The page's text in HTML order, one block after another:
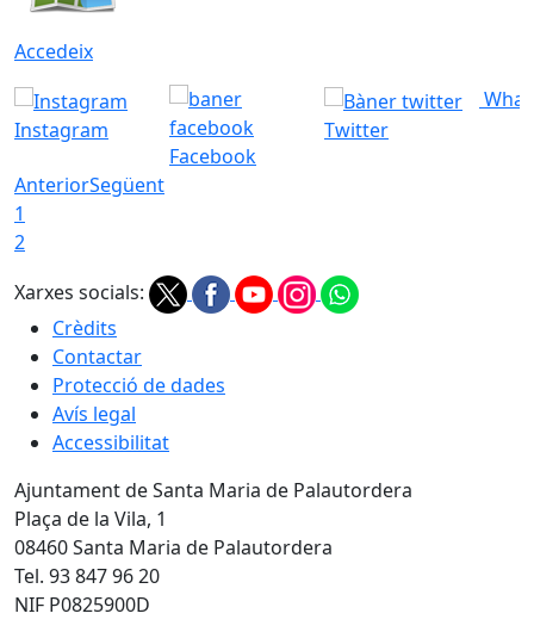
Accedeix
Instagram
Facebook
Twitter
AnteriorSegüent
1
2
Xarxes socials:
Crèdits
Contactar
Protecció de dades
Avís legal
Accessibilitat
Ajuntament de Santa Maria de Palautordera
Plaça de la Vila, 1
08460 Santa Maria de Palautordera
Tel. 93 847 96 20
NIF P0825900D